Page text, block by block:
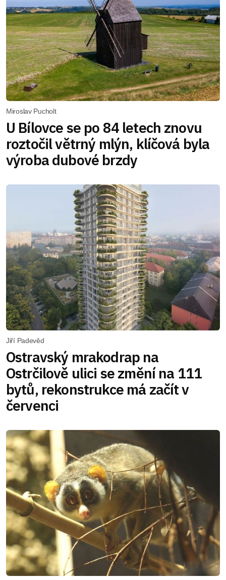
Miroslav Pucholt
U Bílovce se po 84 letech znovu
roztočil větrný mlýn, klíčová byla
výroba dubové brzdy
Jiří Padevěd
Ostravský mrakodrap na
Ostrčilově ulici se změní na 111
bytů, rekonstrukce má začít v
červenci